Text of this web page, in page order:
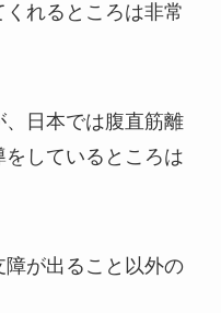
れるところは非常
日本では腹直筋離
しているところは
が出ること以外の